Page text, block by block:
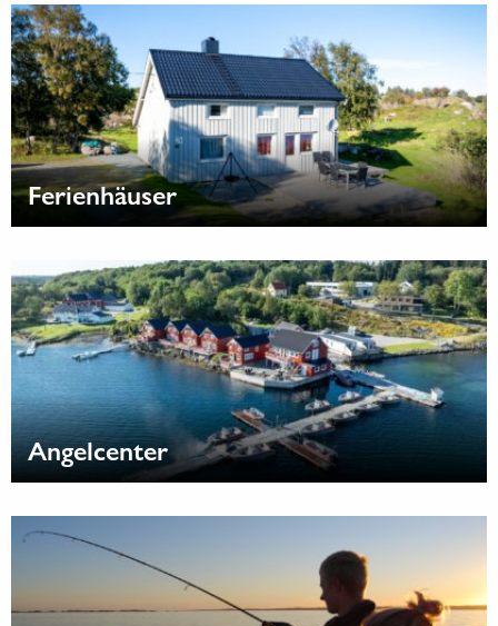
Ferienhäuser
Angelcenter